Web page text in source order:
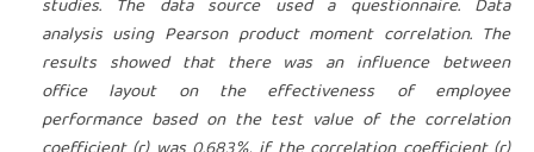
studies. The data source used a questionnaire. Data
analysis using Pearson product moment correlation. The
results showed that there was an influence between
office layout on the effectiveness of employee
performance based on the test value of the correlation